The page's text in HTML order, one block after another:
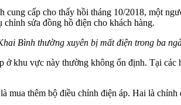
cung cấp cho thấy hồi tháng 10/2018, một
sửa đồng hồ điện cho khách hàng.
Bình thường xuyên bị mất điện trong ba
ở khu vực này thường không ổn định. Tại
mua thêm bộ điều chỉnh điện áp. Hai là chỉnh